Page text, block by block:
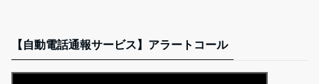
【自動電話通報サービス】アラートコール